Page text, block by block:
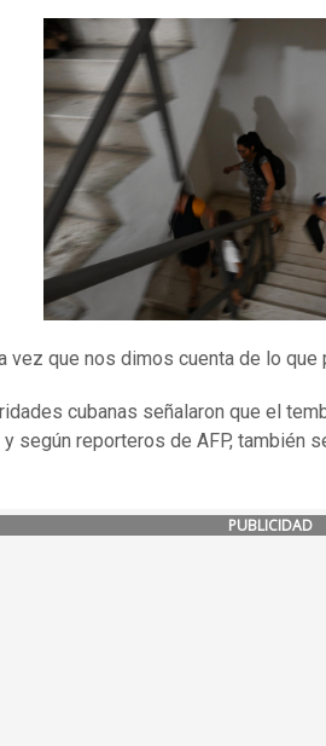
vez que nos dimos cuenta de lo que
cubanas señalaron que el
según reporteros de AFP, también
PUBLICIDAD